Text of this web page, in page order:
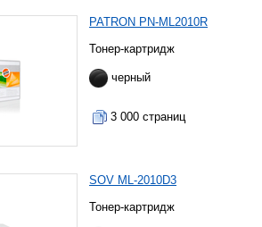
PATRON PN-ML2010R
Тонер-картридж
черный
3 000 страниц
SOV ML-2010D3
Тонер-картридж